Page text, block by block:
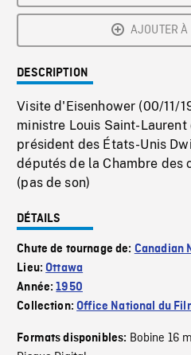
AJOUTER
DESCRIPTION
Visite d'Eisenhower (00/11/
ministre Louis Saint-
président des États-Unis
députés de la Chambre des
(pas de son)
DÉTAILS
Chute de tournage de: Canadian
Lieu:Ottawa
Année:1950
Collection:Office National du
Formats disponibles: Bobine 16